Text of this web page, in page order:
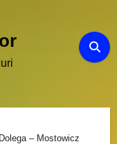
– Mostowicz